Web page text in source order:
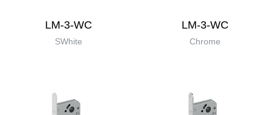
LM-3-WC
SWhite
LM-3-WC
Chrome